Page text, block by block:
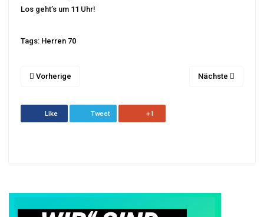
Los geht’s um 11 Uhr!
Tags: Herren 70
Vorherige Nächste
Like Tweet +1